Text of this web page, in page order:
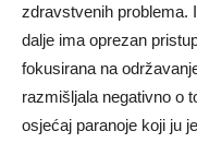
zdravstvenih problema.
dalje ima oprezan
fokusirana na
razmišljala negativno o
osjećaj paranoje koji ju